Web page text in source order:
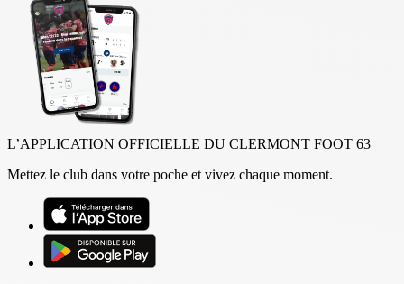
L’APPLICATION OFFICIELLE DU CLERMONT FOOT 63
Mettez le club dans votre poche et vivez chaque moment.